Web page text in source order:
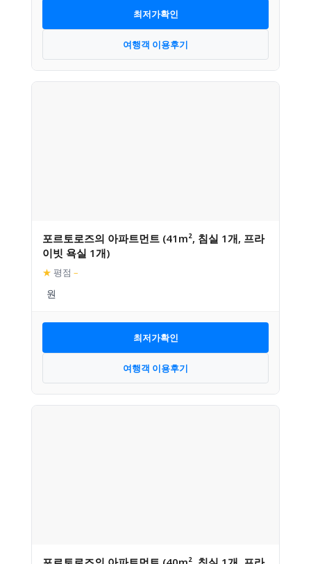
최저가확인
여행객 이용후기
포르토로즈의 아파트먼트 (41m², 침실 1개, 프라
이빗 욕실 1개)
★ 평점 –
최저가확인
여행객 이용후기